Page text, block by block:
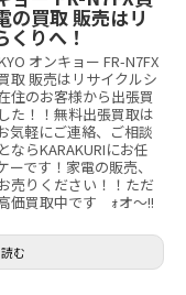
の買取 販売はリ
くりへ！
オンキョー FR-N7FX
取 販売はリサイクルシ
住のお客様から出張買
た！！無料出張買取は
気軽にご連絡、ご相談
ならKARAKURIにお任
です！家電の販売、
売りください！！ただ
価買取中です ｫオ～!!
む